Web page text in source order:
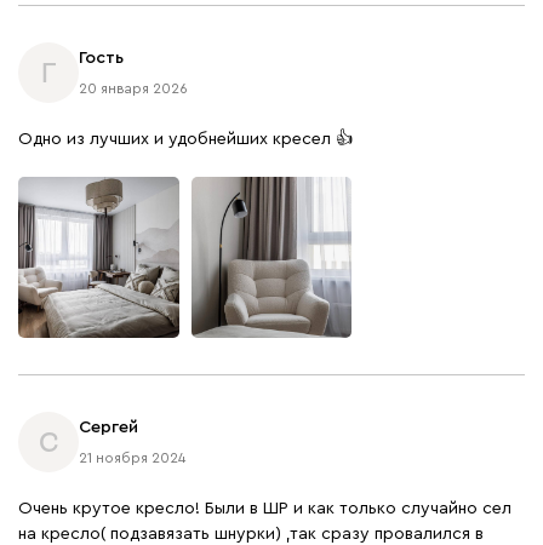
Г
Гость
20 января 2026
Одно из лучших и удобнейших кресел 👍
С
Сергей
21 ноября 2024
Очень крутое кресло! Были в ШР и как только случайно сел
на кресло( подзавязать шнурки) ,так сразу провалился в